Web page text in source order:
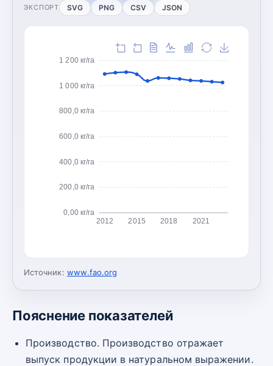
ЭКСПОРТ SVG PNG CSV JSON
0,00 кг/га
200,0 кг/га
400,0 кг/га
600,0 кг/га
800,0 кг/га
1 000 кг/га
1 200 кг/га
2012 2015 2018 2021
Источник: www.fao.org
Пояснение показателей
Производство. Производство отражает
выпуск продукции в натуральном выражении.